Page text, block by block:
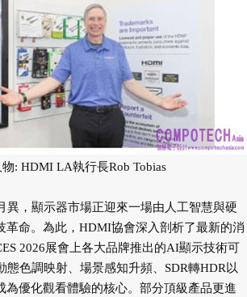
物: HDMI LA執行長Rob Tobias
，顯示器市場正迎來一場由人工智慧與硬
革命。為此，HDMI協會深入剖析了最新的消
2026展會上各大品牌推出的AI顯示技術可
態色調映射、場景感知升頻、SDR轉HDR以
為優化觀看體驗的核心。部分頂級產品更進